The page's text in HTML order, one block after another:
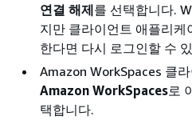
연결 해제를 선택합니다.
지만 클라이언트 애플리케
한다면 다시 로그인할 수
Amazon WorkSpaces 클
Amazon WorkSpaces로
택합니다.